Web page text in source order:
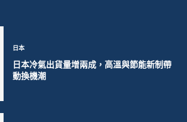
日本
日本冷氣出貨量增兩成，高溫與節能新制帶
動換機潮